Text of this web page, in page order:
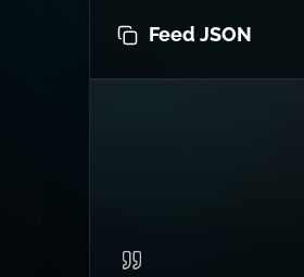
Feed JSON